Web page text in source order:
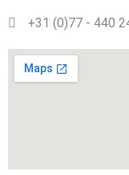
+31 (0)77 - 440